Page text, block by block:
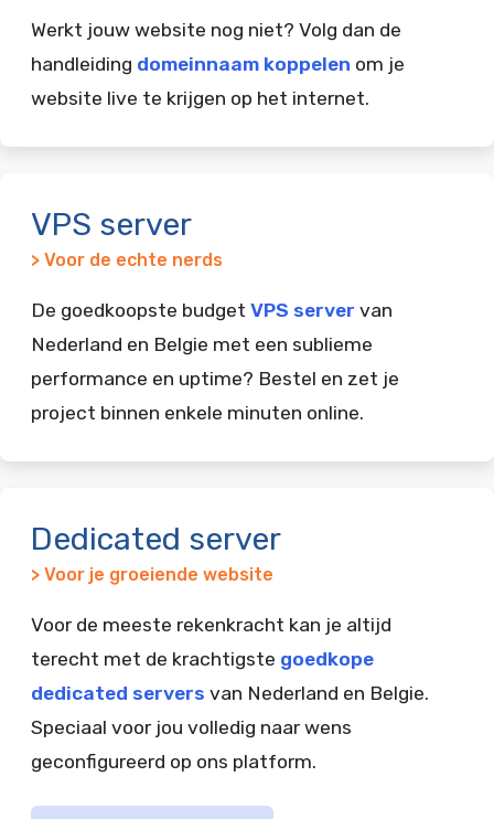
Werkt jouw website nog niet? Volg dan de
handleiding domeinnaam koppelen om je
website live te krijgen op het internet.
VPS server
> Voor de echte nerds
De goedkoopste budget VPS server van
Nederland en Belgie met een sublieme
performance en uptime? Bestel en zet je
project binnen enkele minuten online.
Dedicated server
> Voor je groeiende website
Voor de meeste rekenkracht kan je altijd
terecht met de krachtigste goedkope
dedicated servers van Nederland en Belgie.
Speciaal voor jou volledig naar wens
geconfigureerd op ons platform.